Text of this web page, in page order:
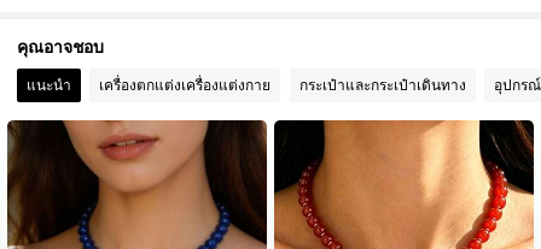
4.85 19K ผู้ติดตาม
คุณอาจชอบ
แนะนำ เครื่องตกแต่งเครื่องแต่งกาย กระเป๋าและกระเป๋าเดินทาง อุปกร